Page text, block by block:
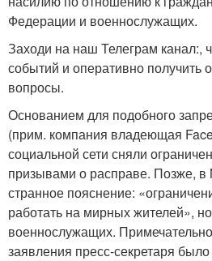
Федерации и военнослужащих.
Заходи на наш Телеграм канал:,
событий и оперативно получить
вопросы.
Основанием для подобного
(прим. компания владеющая
социальной сети сняли
призывами о расправе. Позже, в
странное пояснение:
работать на мирных жителей»,
военнослужащих.
заявления пресс-секретаря